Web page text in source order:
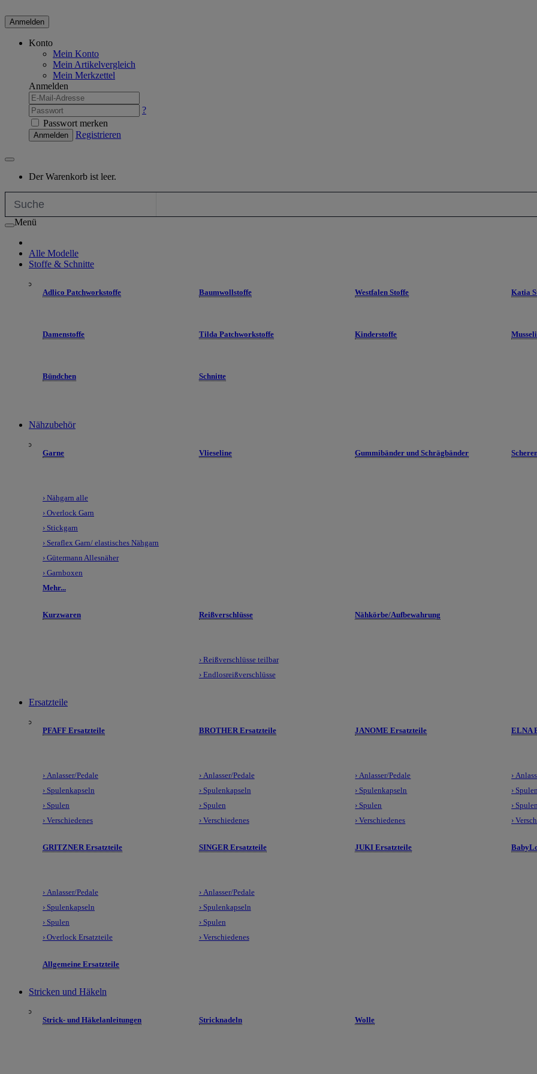
Anmelden
Konto
Mein Konto
Mein Artikelvergleich
Mein Merkzettel
Anmelden
?
Passwort merken
Anmelden Registrieren
Der Warenkorb ist leer.
Menü
Alle Modelle
Stoffe & Schnitte
Adlico Patchworkstoffe Baumwollstoffe Westfalen Stoffe Katia
Damenstoffe Tilda Patchworkstoffe Kinderstoffe
Bündchen Schnitte
Nähzubehör
Garne
› Nähgarn alle
› Overlock Garn
› Stickgarn
› Seraflex Garn/ elastisches Nähgarn
› Gütermann Allesnäher
› Garnboxen
Mehr...
Vlieseline Gummibänder und Schrägbänder
Kurzwaren Reißverschlüsse
› Reißverschlüsse teilbar
› Endlosreißverschlüsse
Nähkörbe/Aufbewahrung
Ersatzteile
PFAFF Ersatzteile
› Anlasser/Pedale
› Spulenkapseln
› Spulen
› Verschiedenes
BROTHER Ersatzteile
› Anlasser/Pedale
› Spulenkapseln
› Spulen
› Verschiedenes
JANOME Ersatzteile
› Anlasser/Pedale
› Spulenkapseln
› Spulen
› Verschiedenes
ELNA
›
›
› Spulen
›
GRITZNER Ersatzteile
› Anlasser/Pedale
› Spulenkapseln
› Spulen
› Overlock Ersatzteile
SINGER Ersatzteile
› Anlasser/Pedale
› Spulenkapseln
› Spulen
› Verschiedenes
JUKI Ersatzteile
Allgemeine Ersatzteile
Stricken und Häkeln
Strick- und Häkelanleitungen Stricknadeln Wolle